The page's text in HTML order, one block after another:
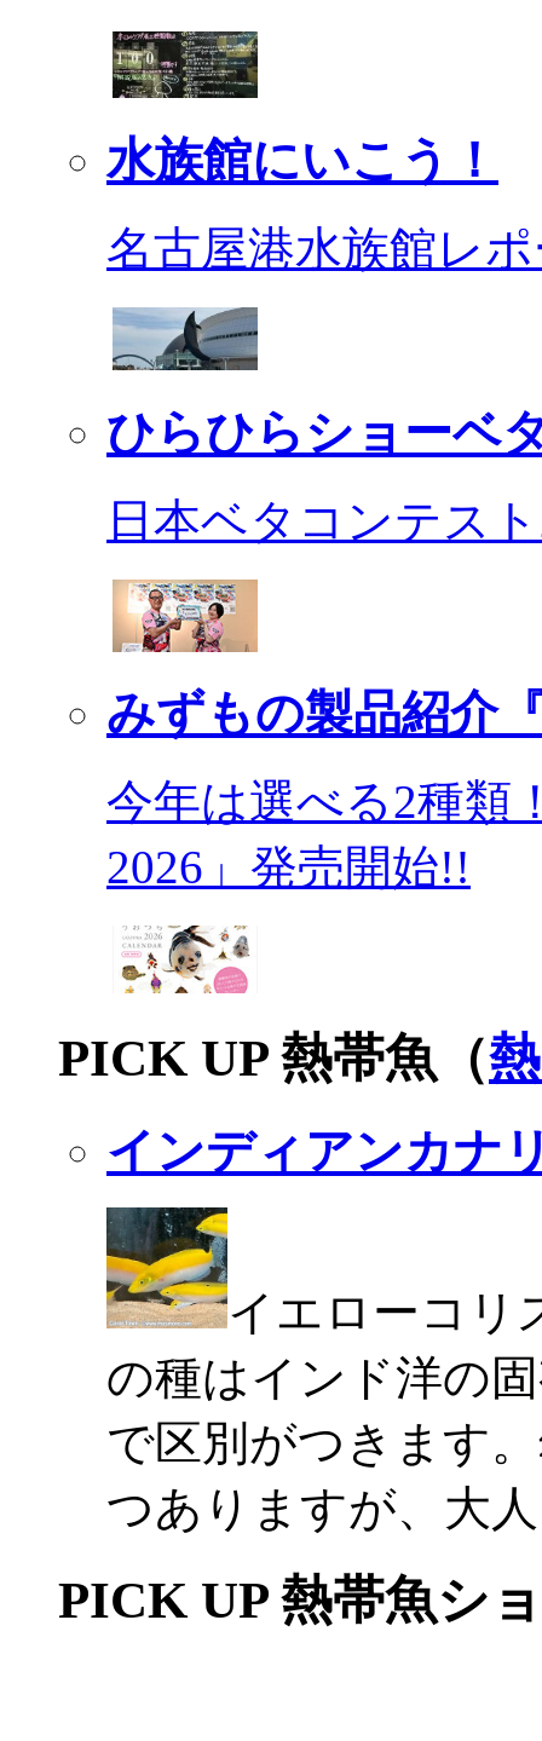
水族館にいこう！
名古屋港水族館レ
ひらひらショーベ
日本ベタコンテス
みずもの製品紹介
今年は選べる2種類
2026」発売開始!!
PICK UP 熱帯魚（
インディアンカナ
イエローコリ
の種はインド洋の
で区別がつきます
つありますが、大
PICK UP 熱帯魚シ